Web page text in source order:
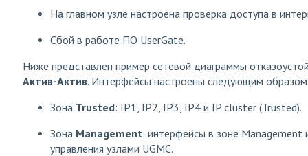
На главном узле настроена проверка доступа в
Сбой в работе ПО UserGate.
Ниже представлен пример сетевой диаграммы
Актив-Актив. Интерфейсы настроены следующим
Зона Trusted: IP1, IP2, IP3, IP4 и IP cluster (Trusted).
Зона Management: интерфейсы в зоне Management
управления узлами UGMC.